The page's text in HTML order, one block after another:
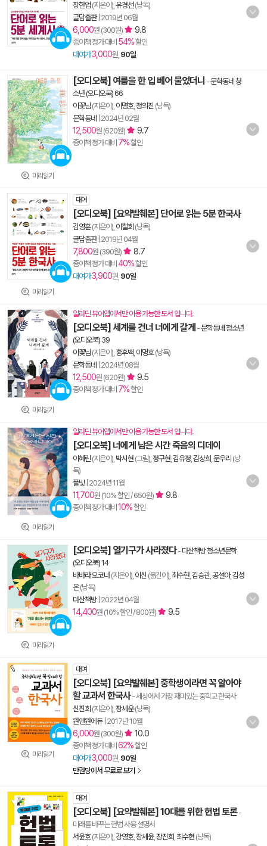
장한업 (지은이), 유경선(낭독)
글담출판| 2019년 06월
6,000원 (300원) 9.8
종이책 정가 대비 54%할인
대여가3,000원, 90일
미리읽기
[오디오북] 여름을 한 입 베어 물었더니 -문학동네 청
소년 (오디오북) 66
이꽃님 (지은이), 이명호, 정의진 (낭독)
문학동네
2024년 02월
12,500원 (620원) 9.7
종이책 정가 대비 7%할인
미리읽기
대여
[오디오북] [요약발췌본] 단어로 읽는 5분 한국사
김영훈(지은이), 이철희 (낭독)
글담출판| 2019년 04월
7,800원 (390원) 8.7
종이책 정가 대비 40%할인
대여가3,900원, 90일
미리읽기
알라딘 뷰어앱에서만 이용 가능한 도서 입니다.
[오디오북] 세계를 건너 너에게 갈게 -문학동네 청소년
(오디오북) 39
이꽃님 (지은이), 홍후백 이명호(낭독)
문학동네
2024년 08월
12,500원 (620원) 9.5
종이책 정가 대비 7%할인
미리읽기
알라딘 뷰어앱에서만 이용 가능한 도서 입니다.
[오디오북] 너에게 남은 시간 죽음의 디데이
이혜린 (지은이), 박시현 (그림), 정구현 김유정 김상희 문우리 (낭
독)
풀빛 2024년 11월
11,700원 (10% 할인 / 650원) 9.8
종이책 정가 대비 10%할인
미리읽기
[오디오북] 열기구가 사라졌다- 다산책방 청소년문학
(오디오북) 14
바바라 오코너 (지은이), 이신 (옮긴이), 최수현 김승관, 공설아,김성
은(낭독)
다산책방| 2022년 04월
14,400원 (10% 할인 / 800원) 9.5
미리읽기
대여
[오디오북] [요약발췌본] 중학생이라면 꼭 알아야
할 교과서 한국사- 세상에서 가장 재미있는 중학교 한국사
신진희 (지은이), 장세운(낭독)
원앤원에듀| 2017년 10월
6,000원 (300원) 10.0
종이책 정가 대비 62%할인
대여가3,000원, 90일
만권당에서 무료로 보기
대여
[오디오북] [요약발췌본] 10대를 위한 헌법 토론-
미래를 바꾸는 헌법 사용 설명서
서윤호(지은이), 강영호, 장세윤, 장진희 최수현 (낭독)